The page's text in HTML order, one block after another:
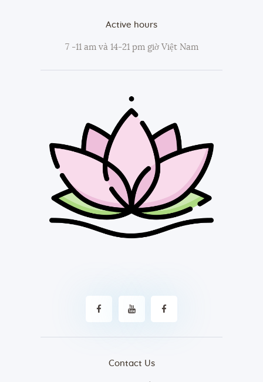
Active hours
7 -11 am và 14-21 pm giờ Việt Nam
Contact Us